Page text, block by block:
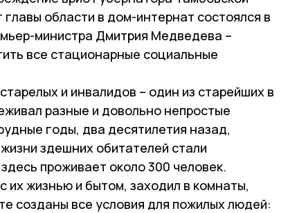
области в дом-интернат состоялся в
министра Дмитрия Медведева –
все стационарные социальные
и инвалидов – один из старейших в
разные и довольно непростые
годы, два десятилетия назад,
здешних обитателей стали
проживает около 300 человек.
их жизнью и бытом, заходил в комнаты,
созданы все условия для пожилых людей: